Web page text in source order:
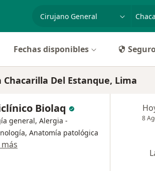
Fechas disponibles
Del Estanque, Lima
Biolaq
general, Alergia -
Anatomía patológica
8